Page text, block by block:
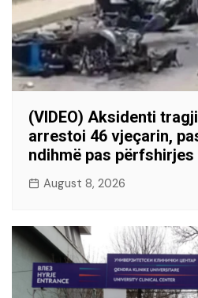
(VIDEO) Aksidenti
arrestoi 46 vjeçarin,
ndihmë pas
August 8, 2026